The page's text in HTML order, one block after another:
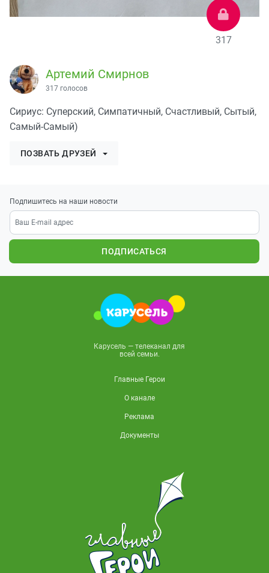
317
Артемий Смирнов
317 голосов
Сириус: Суперский, Симпатичный, Счастливый, Сытый,
Самый-Самый)
ПОЗВАТЬ ДРУЗЕЙ
Подпишитесь на наши новости
ПОДПИСАТЬСЯ
Карусель — телеканал для
всей семьи.
Главные Герои
О канале
Реклама
Документы